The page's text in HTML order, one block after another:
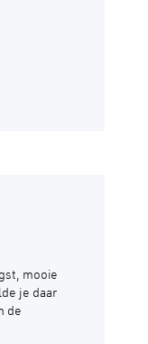
mooie
je daar
de